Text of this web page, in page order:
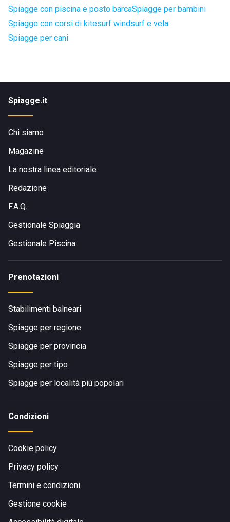
Spiagge con piscina e posto barcaSpiagge per bambini
Spiagge con corsi di kitesurf windsurf e vela
Spiagge per cani
Spiagge.it
Chi siamo
Magazine
La nostra linea editoriale
Redazione
F.A.Q.
Gestionale Spiaggia
Gestionale Piscina
Prenotazioni
Stabilimenti balneari
Spiagge per regione
Spiagge per provincia
Spiagge per tipo
Spiagge per località più popolari
Condizioni
Cookie policy
Privacy policy
Termini e condizioni
Gestione cookie